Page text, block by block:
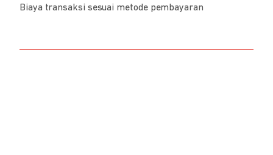
Biaya transaksi sesuai metode pembayaran